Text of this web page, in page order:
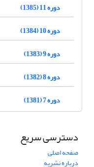
دوره 11 (1385)
دوره 10 (1384)
دوره 9 (1383)
دوره 8 (1382)
دوره 7 (1381)
دسترسی سریع
صفحه اصلی
درباره نشریه